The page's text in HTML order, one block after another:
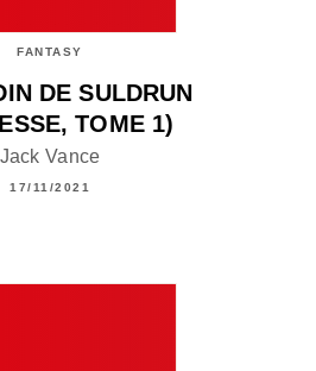
FANTASY
DE SULDRUN
TOME 1)
Jack Vance
17/11/2021